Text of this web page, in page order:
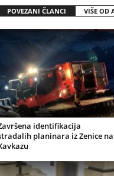
POVEZANI ČLANCI VIŠE OD
identifikacija
planinara iz Zenice na